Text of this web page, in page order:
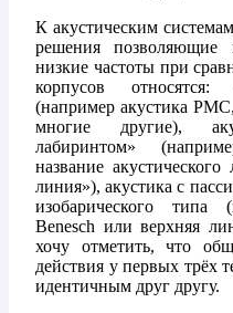
К акустическим
решения позволяющие
низкие частоты при
корпусов относятся:
(например акустика
многие другие),
лабиринтом»
название
линия»), акустика с
изобарического типа
Benesch или верхняя
хочу отметить, что
действия у первых трёх
идентичным друг другу.